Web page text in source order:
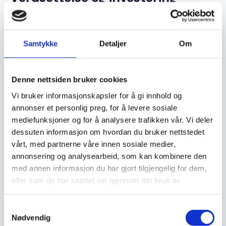
Samtykke Detaljer Om
Denne nettsiden bruker cookies
Vi bruker informasjonskapsler for å gi innhold og
annonser et personlig preg, for å levere sosiale
mediefunksjoner og for å analysere trafikken vår. Vi deler
dessuten informasjon om hvordan du bruker nettstedet
vårt, med partnerne våre innen sosiale medier,
annonsering og analysearbeid, som kan kombinere den
med annen informasjon du har gjort tilgjengelig for dem,
eller som de har samlet inn gjennom din bruk av
Nødvendig
Ekte håndknyttede orientalske tepper er ettertraktede
samlerobjekter og kan være en god investering. Jo høyere
kvalitet og finere knytting et teppe har, desto mer
verdifullt blir det over tid. Opprinnelse, materialvalg og
knutetetthet spiller en stor rolle i vurderingen av et teppes
verdi, og godt vedlikeholdte håndknyttede tepper kan gå i
arv i generasjoner.
Vedlikehold og levetid
For å bevare et orientalsk håndknyttet teppe i god stand
beskyttelse mot direkte sollys og profesjonell rens bidrar